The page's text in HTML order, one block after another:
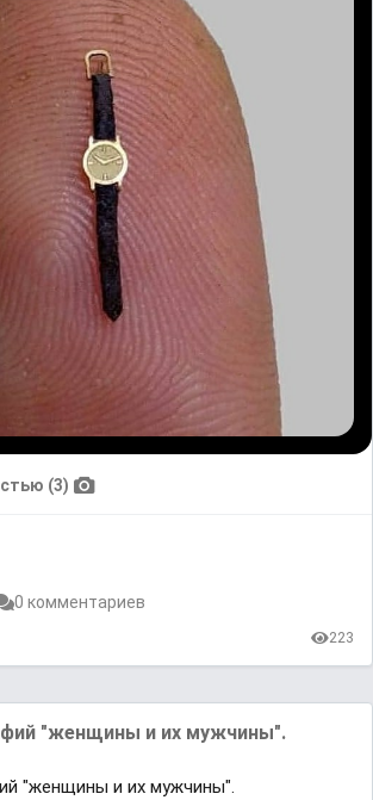
(3)
0 комментариев
223
"женщины и их мужчины".
"женщины и их мужчины".